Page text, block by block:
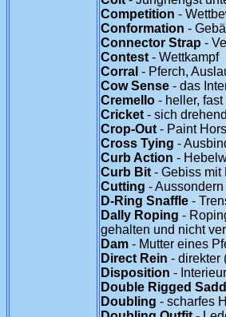
Competition -
Conformation -
Connector Strap -
Contest - Wettkampf
Corral - Pferch,
Cow Sense - das
Cremello - heller,
Cricket - sich
Crop-Out - Paint
Cross Tying -
Curb Action -
Curb Bit - Gebiss mit
Cutting -
D-Ring Snaffle -
Dally Roping -
gehalten und nicht
Dam - Mutter eines
Direct Rein - direkter
Disposition -
Double Rigged
Doubling - scharfes